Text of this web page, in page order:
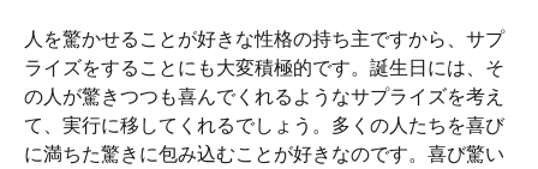
人を驚かせることが好きな性格の持ち主ですから、サプ
ライズをすることにも大変積極的です。誕生日には、そ
の人が驚きつつも喜んでくれるようなサプライズを考え
て、実行に移してくれるでしょう。多くの人たちを喜び
に満ちた驚きに包み込むことが好きなのです。喜び驚い